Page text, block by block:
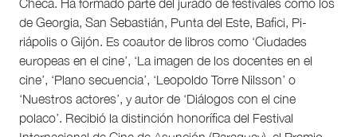
Checa. Ha formado parte del jurado de festivales como los
de Georgia, San Sebastián, Punta del Este, Bafici, Pi-
riápolis o Gijón. Es coautor de libros como ‘Ciudades
europeas en el cine’, ‘La imagen de los docentes en el
cine’, ‘Plano secuencia’, ‘Leopoldo Torre Nilsson’ o
‘Nuestros actores’, y autor de ‘Diálogos con el cine
polaco’. Recibió la distinción honorífica del Festival